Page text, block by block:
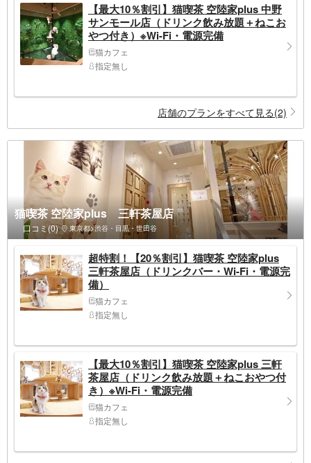
【最大10％割引】猫喫茶 空陸家plus 中野
サンモール店（ドリンク飲み放題＋ねこお
やつ付き）※Wi-Fi・電源完備
猫カフェ
指定無し
店舗のプランをすべて見る(2)
猫喫茶 空陸家plus 三軒茶屋店
口コミ(0) 東京都>渋谷・目黒・世田谷
超特割！【20％割引】猫喫茶 空陸家plus
三軒茶屋店（ドリンクバー・Wi-Fi・電源完
備）
猫カフェ
指定無し
【最大10％割引】猫喫茶 空陸家plus 三軒
茶屋店（ドリンク飲み放題＋ねこおやつ付
き）※Wi-Fi・電源完備
猫カフェ
指定無し